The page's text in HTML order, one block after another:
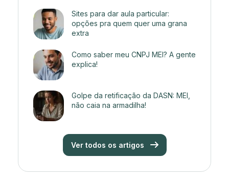
Sites para dar aula particular:
opções pra quem quer uma grana
extra
Como saber meu CNPJ MEI? A gente
explica!
Golpe da retificação da DASN: MEI,
não caia na armadilha!
Ver todos os artigos